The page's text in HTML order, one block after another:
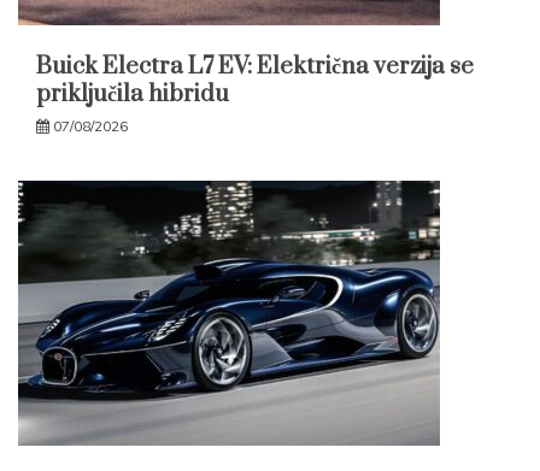
Buick Electra L7 EV: Električna verzija se
priključila hibridu
07/08/2026